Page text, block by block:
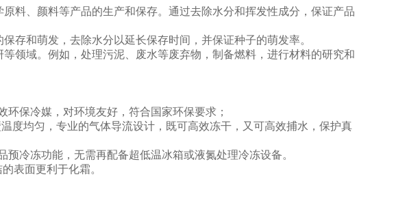
、颜料等产品的生产和保存。通过去除水分和挥发性成分，保证产品
和萌发，去除水分以延长保存时间，并保证种子的萌发率。
域。例如，处理污泥、废水等废弃物，制备燃料，进行材料的研究和
保冷媒，对环境友好，符合国家环保要求；
均匀，专业的气体导流设计，既可高效冻干，又可高效捕水，保护真
冷冻功能，无需再配备超低温冰箱或液氮处理冷冻设备。
表面更利于化霜。